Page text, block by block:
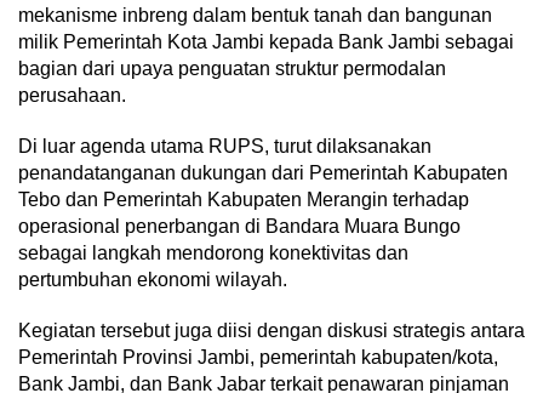
mekanisme inbreng dalam bentuk tanah dan bangunan
milik Pemerintah Kota Jambi kepada Bank Jambi sebagai
bagian dari upaya penguatan struktur permodalan
perusahaan.
Di luar agenda utama RUPS, turut dilaksanakan
penandatanganan dukungan dari Pemerintah Kabupaten
Tebo dan Pemerintah Kabupaten Merangin terhadap
operasional penerbangan di Bandara Muara Bungo
sebagai langkah mendorong konektivitas dan
pertumbuhan ekonomi wilayah.
Kegiatan tersebut juga diisi dengan diskusi strategis antara
Pemerintah Provinsi Jambi, pemerintah kabupaten/kota,
Bank Jambi, dan Bank Jabar terkait penawaran pinjaman